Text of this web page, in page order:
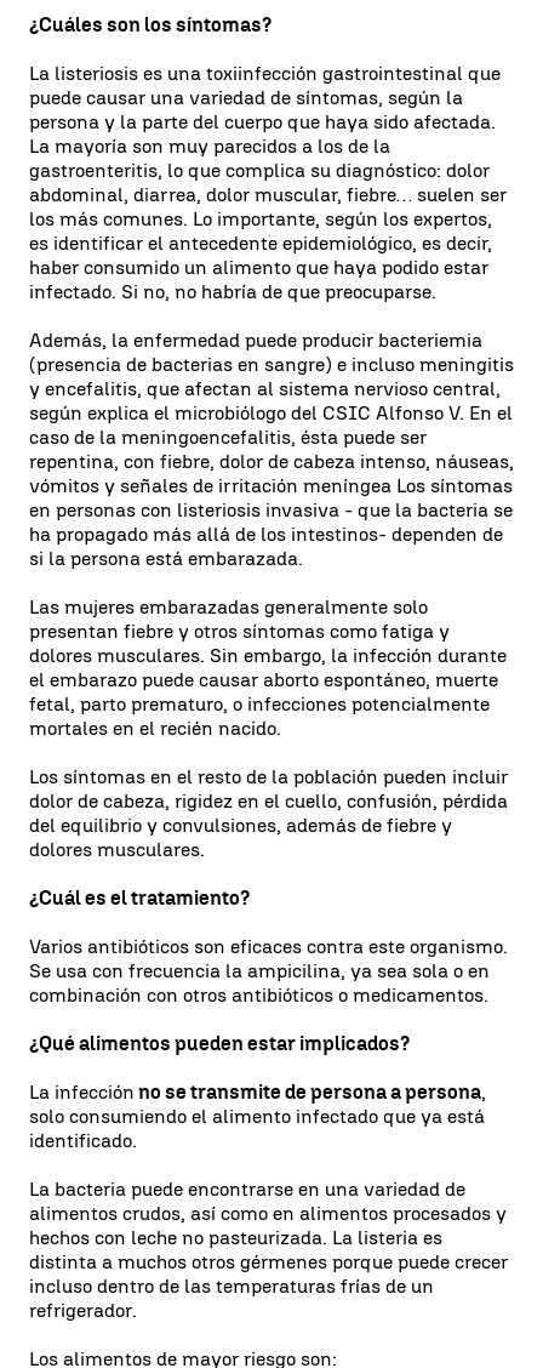
¿Cuáles son los síntomas?
La listeriosis es una toxiinfección gastrointestinal que
puede causar una variedad de síntomas, según la
persona y la parte del cuerpo que haya sido afectada.
La mayoría son muy parecidos a los de la
gastroenteritis, lo que complica su diagnóstico: dolor
abdominal, diarrea, dolor muscular, fiebre… suelen ser
los más comunes. Lo importante, según los expertos,
es identificar el antecedente epidemiológico, es decir,
haber consumido un alimento que haya podido estar
infectado. Si no, no habría de que preocuparse.
Además, la enfermedad puede producir bacteriemia
(presencia de bacterias en sangre) e incluso meningitis
y encefalitis, que afectan al sistema nervioso central,
según explica el microbiólogo del CSIC Alfonso V. En el
caso de la meningoencefalitis, ésta puede ser
repentina, con fiebre, dolor de cabeza intenso, náuseas,
vómitos y señales de irritación meníngea Los síntomas
en personas con listeriosis invasiva - que la bacteria se
ha propagado más allá de los intestinos- dependen de
si la persona está embarazada.
Las mujeres embarazadas generalmente solo
presentan fiebre y otros síntomas como fatiga y
dolores musculares. Sin embargo, la infección durante
el embarazo puede causar aborto espontáneo, muerte
fetal, parto prematuro, o infecciones potencialmente
mortales en el recién nacido.
Los síntomas en el resto de la población pueden incluir
dolor de cabeza, rigidez en el cuello, confusión, pérdida
del equilibrio y convulsiones, además de fiebre y
dolores musculares.
¿Cuál es el tratamiento?
Varios antibióticos son eficaces contra este organismo.
Se usa con frecuencia la ampicilina, ya sea sola o en
combinación con otros antibióticos o medicamentos.
¿Qué alimentos pueden estar implicados?
La infección no se transmite de persona a persona,
solo consumiendo el alimento infectado que ya está
identificado.
La bacteria puede encontrarse en una variedad de
alimentos crudos, así como en alimentos procesados y
hechos con leche no pasteurizada. La listeria es
distinta a muchos otros gérmenes porque puede crecer
incluso dentro de las temperaturas frías de un
refrigerador.
Los alimentos de mayor riesgo son: